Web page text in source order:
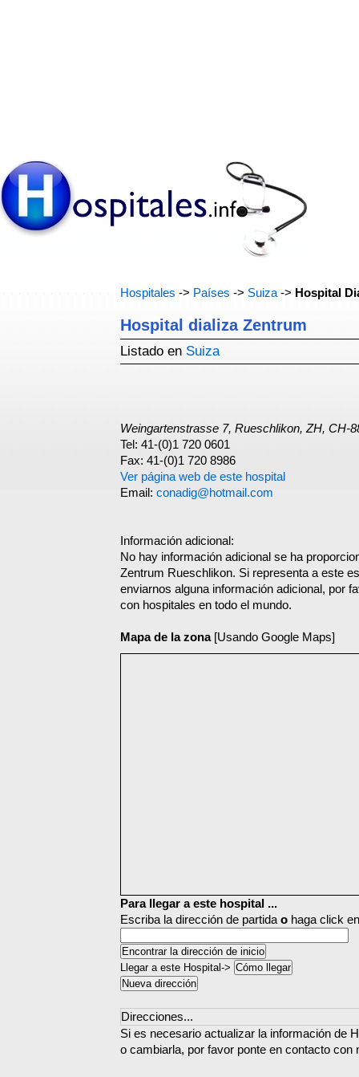
Hospitales -> Países -> Suiza -> Hospital
Hospital dializa Zentrum
Listado en Suiza
Weingartenstrasse 7, Rueschlikon, ZH, CH-
Tel: 41-(0)1 720 0601
Fax: 41-(0)1 720 8986
Ver página web de este hospital
Email: conadig@hotmail.com
Información adicional:
No hay información adicional se ha
Zentrum Rueschlikon. Si representa a este
enviarnos alguna información adicional, por
con hospitales en todo el mundo.
Mapa de la zona[Usando Google Maps]
Para llegar a este hospital ...
Escriba la dirección de partida o haga click
Llegar a este Hospital->
Direcciones...
Si es necesario actualizar la información de
o cambiarla, por favor ponte en contacto con